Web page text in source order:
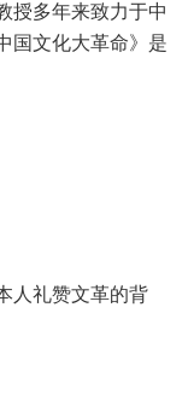
授多年来致力于中
国文化大革命》是
人礼赞文革的背
专家